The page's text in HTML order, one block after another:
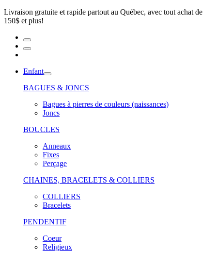
Livraison gratuite et rapide partout au Québec, avec tout achat de
150$ et plus!
Enfant
BAGUES & JONCS
Bagues à pierres de couleurs (naissances)
Joncs
BOUCLES
Anneaux
Fixes
Perçage
CHAINES, BRACELETS & COLLIERS
COLLIERS
Bracelets
PENDENTIF
Coeur
Religieux